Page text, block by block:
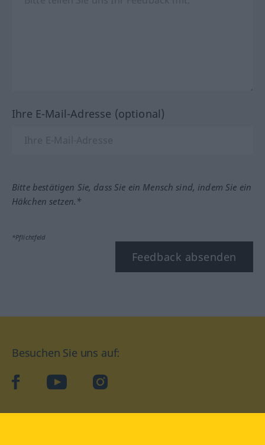
Ihre E-Mail-Adresse (optional)
Bitte bestätigen Sie, dass Sie ein Mensch sind, indem Sie ein
Häkchen setzen.*
*Pflichtfeld
Feedback absenden
Besuchen Sie uns auf:
facebookYouTube Instagram